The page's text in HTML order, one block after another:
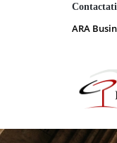
ARA